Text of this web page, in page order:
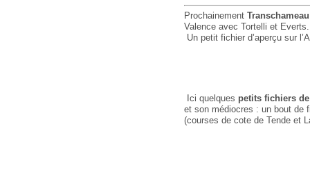
Prochainement
Valence avec Tortelli et Everts.
Un petit fichier d’aperçu sur
Ici quelques petits fichiers
et son médiocres : un bout de
(courses de cote de Tende et